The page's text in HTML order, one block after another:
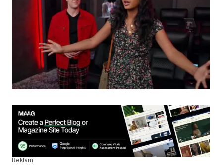
Reklam